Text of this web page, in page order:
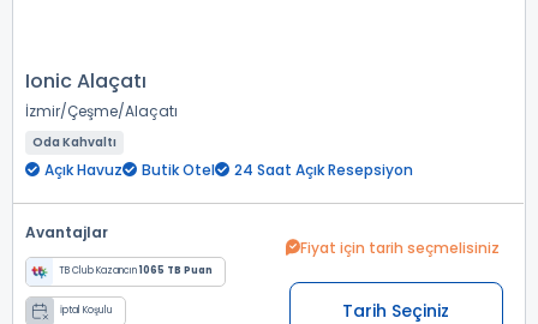
Ionic Alaçatı
İzmir Çeşme Alaçatı
Oda Kahvaltı
Açık Havuz Butik Otel 24 Saat Açık Resepsiyon
Avantajlar
TB Club Kazancın1065 TB Puan
İptal Koşulu
Fiyat için tarih seçmelisiniz
Tarih Seçiniz